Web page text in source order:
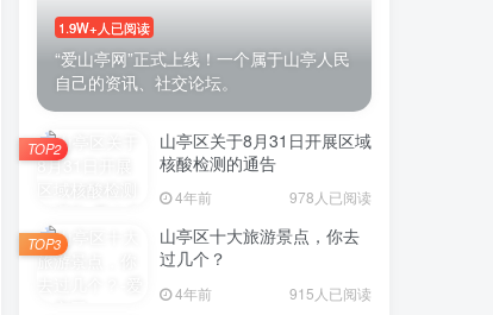
1.9W+人已阅读
“爱山亭网”正式上线！一个属于山亭人民
自己的资讯、社交论坛。
山亭区关于8月31日开展区域
核酸检测的通告
4年前 978人已阅读
TOP2
山亭区十大旅游景点，你去
过几个？
4年前 915人已阅读
TOP3
微信登录